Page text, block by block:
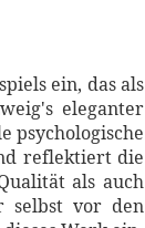
ein, das als
eleganter
psychologische
reflektiert die
als auch
selbst vor den